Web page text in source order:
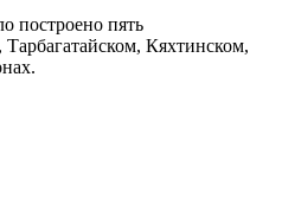
построено пять
Кяхтинском,